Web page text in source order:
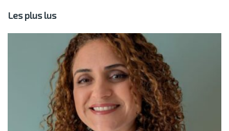
Les plus lus